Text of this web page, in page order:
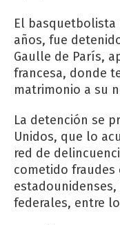
El basquetbolista
años, fue
Gaulle de París,
francesa, donde
matrimonio a su
La detención se
Unidos, que lo
red de
cometido fraudes
federales, entre